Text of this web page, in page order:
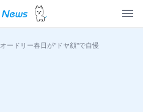
オードリー春日が"ドヤ顔"で自慢